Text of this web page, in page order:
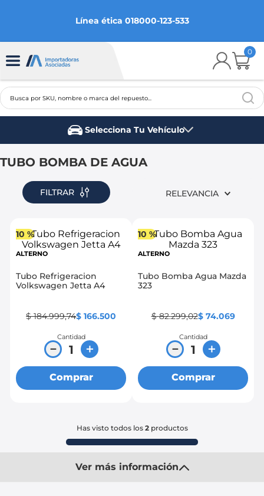
Línea ética 018000-123-533
0
Busca por SKU, nombre o marca del repuesto...
Selecciona Tu Vehículo
TUBO BOMBA DE AGUA
FILTRAR RELEVANCIA
10 %
ALTERNO
Tubo Refrigeracion
Volkswagen Jetta A4
$ 184.999,74$ 166.500
Cantidad
＋
－
Comprar
10 %
ALTERNO
Tubo Bomba Agua Mazda
323
$ 82.299,02$ 74.069
Cantidad
＋
－
Comprar
Has visto todos los 2productos
Ver más información
2.
aveo
spark gt
ford fiesta
.
mazda 3
.
chevrolet spark gt